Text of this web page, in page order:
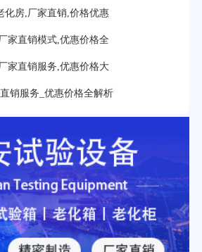
高低温试验箱玻璃用什么材料？
步入式老化房有多大的？
紫外线老化箱辐照时间是多久？
老化箱和干燥箱区别？
移动电源老化柜与电池柜的区别？
氙灯老化试验箱价格多少？
大型高温老化房价格多少钱？
化房,厂家直销,价格优惠
家直销模式,优惠价格全
家直销服务,优惠价格大
销服务_优惠价格全解析